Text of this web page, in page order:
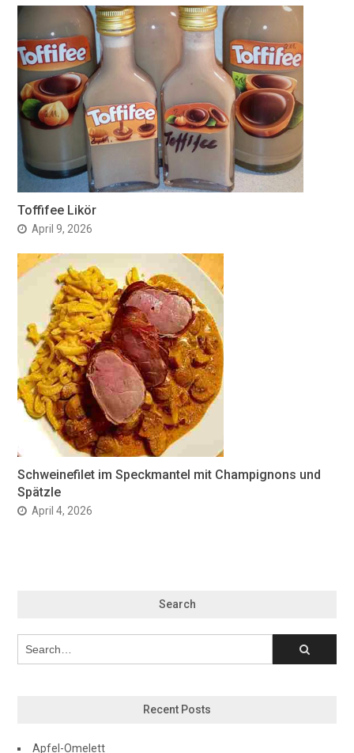
Toffifee Likör
April 9, 2026
Schweinefilet im Speckmantel mit Champignons und
Spätzle
April 4, 2026
Search
Recent Posts
Apfel-Omelett